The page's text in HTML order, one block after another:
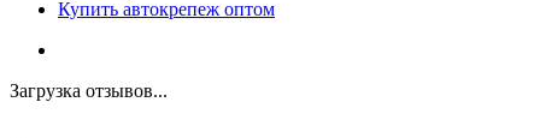
Купить автокрепеж оптом
Загрузка отзывов...